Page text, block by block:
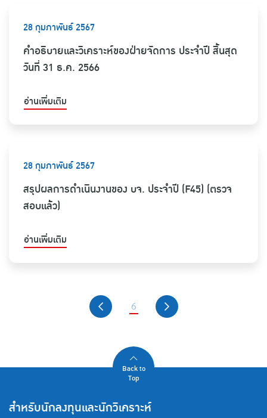
28 กุมภาพันธ์ 2567
คำอธิบายและวิเคราะห์ของฝ่ายจัดการ ประจำปี สิ้นสุด
วันที่ 31 ธ.ค. 2566
อ่านเพิ่มเติม
28 กุมภาพันธ์ 2567
สรุปผลการดำเนินงานของ บจ. ประจำปี (F45) (ตรวจ
สอบแล้ว)
อ่านเพิ่มเติม
6
Back to
Top
สำหรับนักลงทุนและนักวิเคราะห์